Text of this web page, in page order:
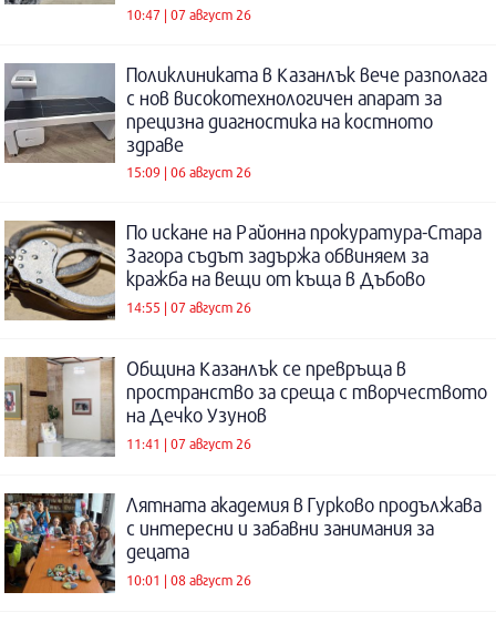
10:47 | 07 август 26
Поликлиниката в Казанлък вече разполага
с нов високотехнологичен апарат за
прецизна диагностика на костното
здраве
15:09 | 06 август 26
По искане на Районна прокуратура-Стара
Загора съдът задържа обвиняем за
кражба на вещи от къща в Дъбово
14:55 | 07 август 26
Община Казанлък се превръща в
пространство за среща с творчеството
на Дечко Узунов
11:41 | 07 август 26
Лятната академия в Гурково продължава
с интересни и забавни занимания за
децата
10:01 | 08 август 26